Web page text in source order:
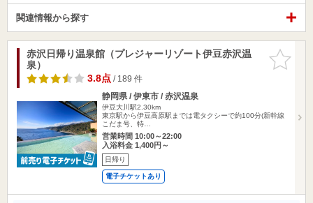
関連情報から探す
お気に入
りに追加
赤沢日帰り温泉館（プレジャーリゾート伊豆赤沢温
泉）
3.8点/ 189 件
静岡県 / 伊東市 / 赤沢温泉
伊豆大川駅2.30km
東京駅から伊豆高原駅までは電タクシーで約100分(新幹線
こだま号、特…
営業時間 10:00～22:00
入浴料金 1,400円～
日帰り
電子チケットあり